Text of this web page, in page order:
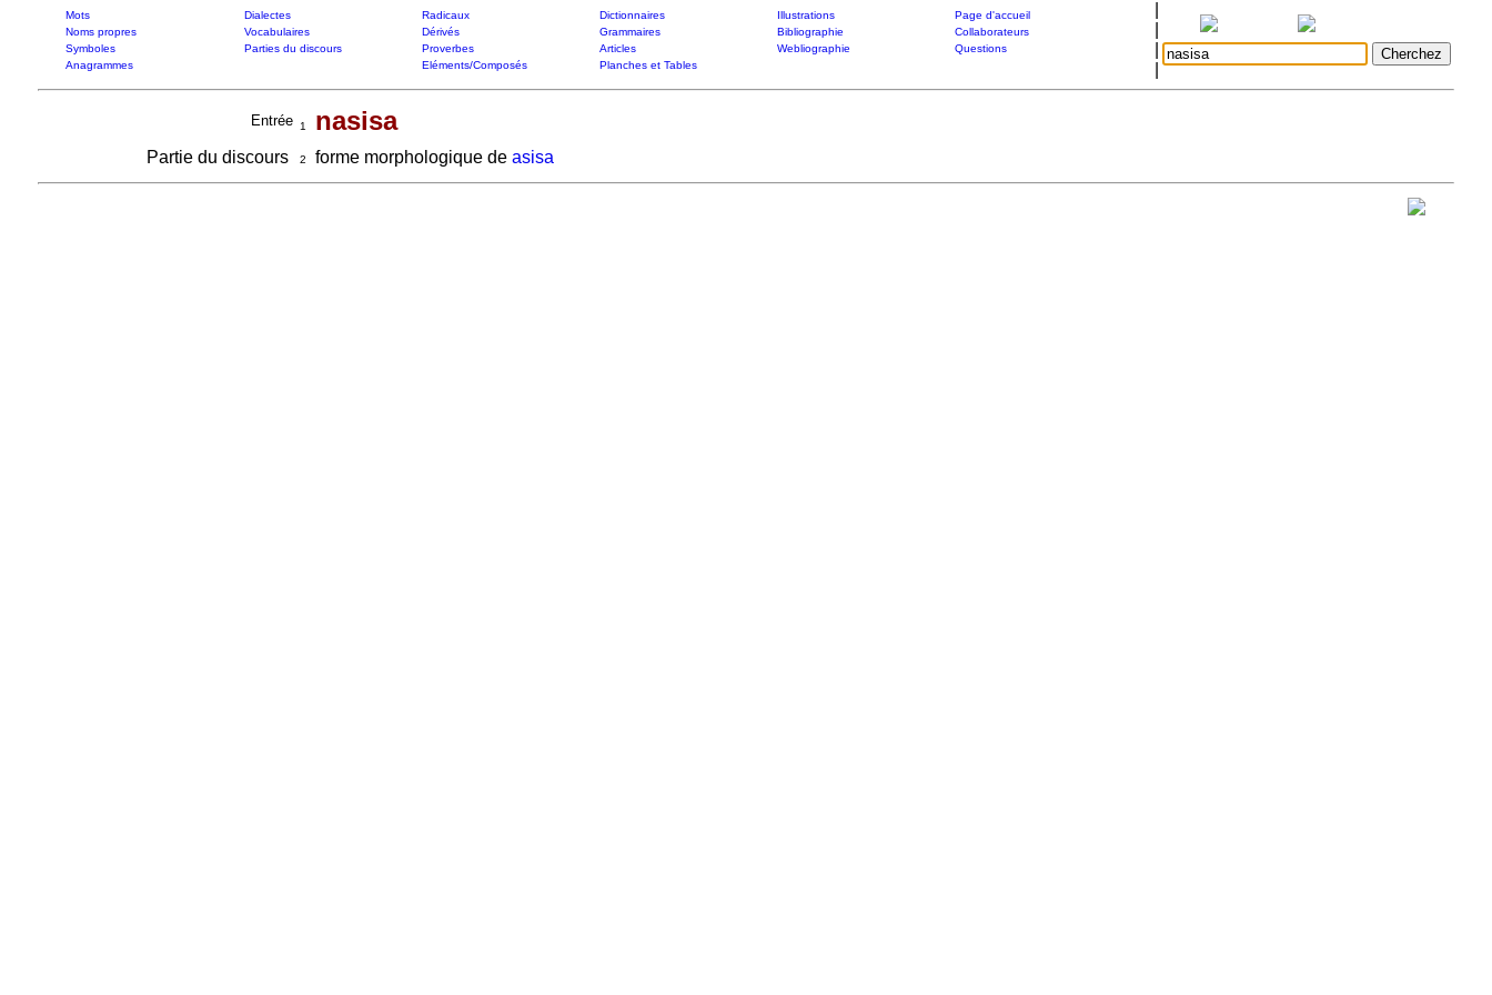
Mots Dialectes Radicaux Dictionnaires Illustrations
Page d'accueil
Noms propres
Vocabulaires Dérivés Grammaires Bibliographie
Collaborateurs
Symboles
Parties du discours Proverbes Articles Webliographie
Questions
Anagrammes
Eléments/Composés Planches et Tables
Entrée 1 nasisa
Partie du discours 2 forme morphologique de asisa